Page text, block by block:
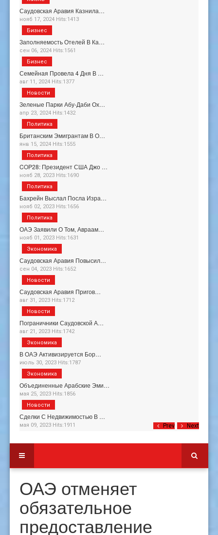
Prev Next
Саудовская Аравия Казнила…
нояб 17, 2024 Hits:1413
Заполняемость Отелей В Ка…
сен 06, 2024 Hits:1561
Бизнес
Семейная Провела 4 Дня В …
авг 11, 2024 Hits:1377
Бизнес
Зеленые Парки Абу-Даби Ох…
апр 23, 2024 Hits:1432
Новости
Британским Эмигрантам В О…
янв 15, 2024 Hits:1555
Политика
COP28: Президент США Джо …
нояб 28, 2023 Hits:1690
Политика
Бахрейн Выслал Посла Изра…
нояб 02, 2023 Hits:1656
Политика
ОАЭ Заявили О Том, Авраам…
нояб 01, 2023 Hits:1631
Политика
Саудовская Аравия Повысил…
сен 04, 2023 Hits:1652
Экономика
Саудовская Аравия Пригов…
авг 31, 2023 Hits:1712
Новости
Пограничники Саудовской А…
авг 21, 2023 Hits:1742
Новости
В ОАЭ Активизируется Бор…
июль 30, 2023 Hits:1787
Экономика
Объединенные Арабские Эми…
мая 25, 2023 Hits:1856
Экономика
Сделки С Недвижимостью В …
мая 09, 2023 Hits:1911
Новости
ОАЭ отменяет
обязательное
предоставление